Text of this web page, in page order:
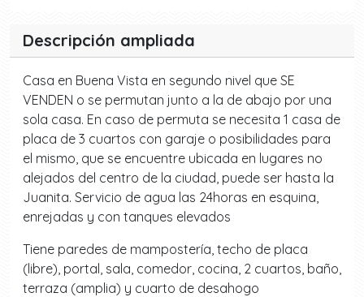
Descripción ampliada
Casa en Buena Vista en segundo nivel que SE
VENDEN o se permutan junto a la de abajo por una
sola casa. En caso de permuta se necesita 1 casa de
placa de 3 cuartos con garaje o posibilidades para
el mismo, que se encuentre ubicada en lugares no
alejados del centro de la ciudad, puede ser hasta la
Juanita. Servicio de agua las 24horas en esquina,
enrejadas y con tanques elevados
Tiene paredes de mampostería, techo de placa
(libre), portal, sala, comedor, cocina, 2 cuartos, baño,
terraza (amplia) y cuarto de desahogo